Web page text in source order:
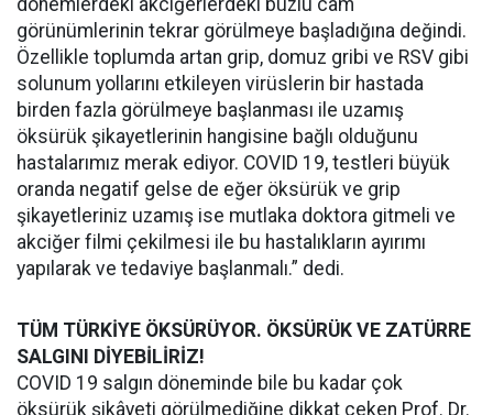
dönemlerdeki akciğerlerdeki buzlu cam
görünümlerinin tekrar görülmeye başladığına değindi.
Özellikle toplumda artan grip, domuz gribi ve RSV gibi
solunum yollarını etkileyen virüslerin bir hastada
birden fazla görülmeye başlanması ile uzamış
öksürük şikayetlerinin hangisine bağlı olduğunu
hastalarımız merak ediyor. COVID 19, testleri büyük
oranda negatif gelse de eğer öksürük ve grip
şikayetleriniz uzamış ise mutlaka doktora gitmeli ve
akciğer filmi çekilmesi ile bu hastalıkların ayırımı
yapılarak ve tedaviye başlanmalı.” dedi.
TÜM TÜRKİYE ÖKSÜRÜYOR. ÖKSÜRÜK VE ZATÜRRE
SALGINI DİYEBİLİRİZ!
COVID 19 salgın döneminde bile bu kadar çok
öksürük şikâyeti görülmediğine dikkat çeken Prof. Dr.